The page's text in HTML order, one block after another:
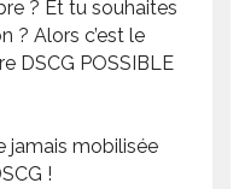
? Et tu souhaites
? Alors c’est le
DSCG POSSIBLE
jamais mobilisée
!